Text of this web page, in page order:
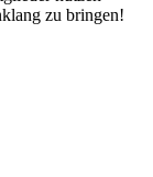
zu bringen!